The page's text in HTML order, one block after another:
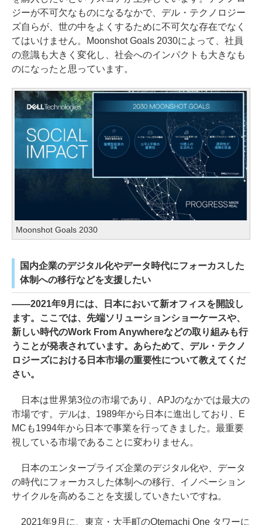
ジーが不可欠なものになるなかで、デル・テクノロジー
ズ自らが、世の中をよくするために不可欠な存在でなく
てはいけません。Moonshot Goals 2030によって、社員
の意識も大きく変化し、社会へのインパクトも大きなも
のになったと思っています。
Moonshot Goals 2030
国内企業のデジタル化やデータ時代にフォーカスした
体制への移行などを支援したい
――2021年9月には、日本において新オフィスを開設し
ます。ここでは、先端ソリューションショーケースや、
新しい時代のWork From Anywhereなどの取り組みも行
うことが発表されています。あらためて、デル・テクノ
ロジーズにおける日本市場の重要性について教えてくだ
さい。
日本は世界第3位の市場であり、APJのなかでは最大の
市場です。デルは、1989年から日本に進出しており、E
MCも1994年から日本で事業を行ってきました。最重要
視している市場であることに変わりません。
日本のエンタープライズ企業のデジタル化や、データ
の時代にフォーカスした体制への移行、イノベーション
サイクルを高めることを支援していきたいですね。
2021年9月に、東京・大手町のOtemachi One タワーに